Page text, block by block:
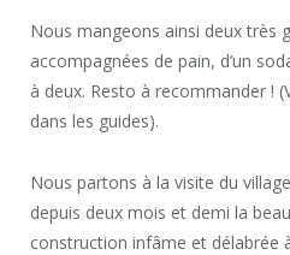
Nous mangeons ainsi deux très
accompagnées de pain, d’un
à deux. Resto à recommander !
dans les guides).
Nous partons à la visite du
depuis deux mois et demi la
construction infâme et délabrée